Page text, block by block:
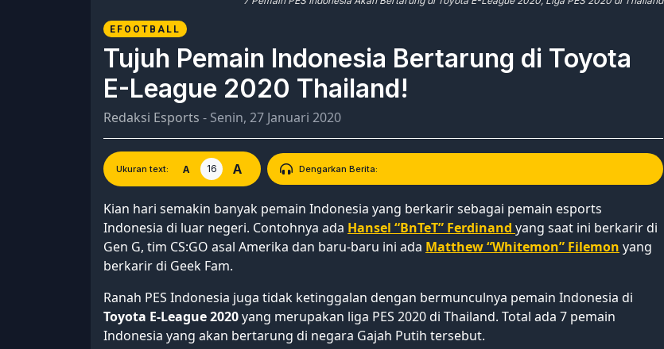
EFOOTBALL
Tujuh Pemain Indonesia Bertarung di Toyota
E-League 2020 Thailand!
Redaksi Esports - Senin, 27 Januari 2020
Ukuran text: A 16 A Dengarkan Berita:
Kian hari semakin banyak pemain Indonesia yang berkarir sebagai pemain esports
Indonesia di luar negeri. Contohnya ada Hansel “BnTeT” Ferdinand yang saat ini berkarir di
Gen G, tim CS:GO asal Amerika dan baru-baru ini ada Matthew “Whitemon” Filemon yang
berkarir di Geek Fam.
Ranah PES Indonesia juga tidak ketinggalan dengan bermunculnya pemain Indonesia di
Toyota E-League 2020yang merupakan liga PES 2020 di Thailand. Total ada 7 pemain
Indonesia yang akan bertarung di negara Gajah Putih tersebut.